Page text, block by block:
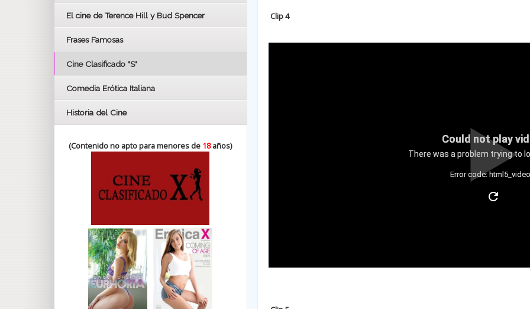
Clip 4
Could not play
There was a problem trying to
Error code:
BAFTA
El cine de Terence Hill y Bud Spencer
Frases Famosas
Cine Clasificado "S"
Comedia Erótica Italiana
Historia del Cine
(Contenido no apto para menores de 18años)